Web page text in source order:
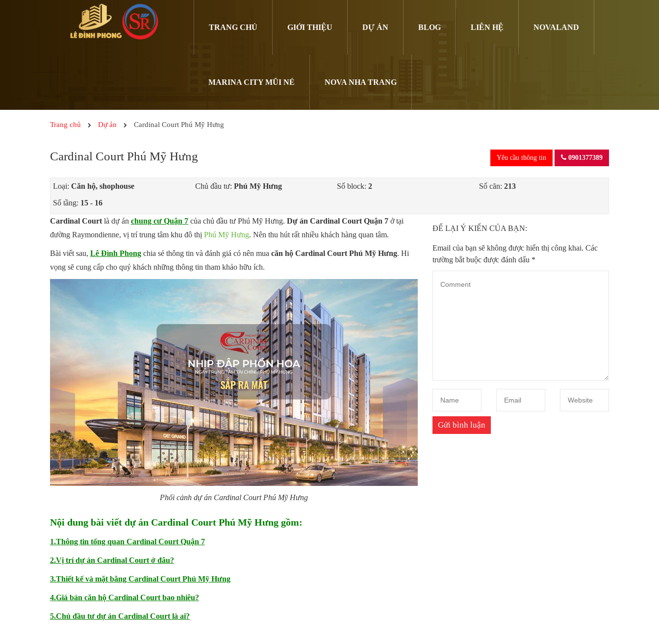
TRANG CHỦ GIỚI THIỆU DỰ ÁN BLOG LIÊN HỆ NOVALAND
MARINA CITY MŨI NÉ NOVA NHA TRANG
Trang chủ Dự án Cardinal Court Phú Mỹ Hưng
Cardinal Court Phú Mỹ Hưng Yêu cầu thông tin 0901377389
Loại: Căn hộ, shophouse Chủ đầu tư: Phú Mỹ Hưng Số block: 2 Số căn: 213
Số tầng: 15 - 16
Cardinal Court là dự án chung cư Quận 7 của chủ đầu tư Phú Mỹ Hưng. Dự án Cardinal Court Quận 7 ở tại
đường Raymondienne, vị trí trung tâm khu đô thị Phú Mỹ Hưng. Nên thu hút rất nhiều khách hàng quan tâm.
Bài viết sau, Lê Đình Phong chia sẻ thông tin và đánh giá có nên mua căn hộ Cardinal Court Phú Mỹ Hưng. Hi
vọng sẽ cung cấp cho quý khách những thông tin tham khảo hữu ích.
Phối cảnh dự án Cardinal Court Phú Mỹ Hưng
Nội dung bài viết dự án Cardinal Court Phú Mỹ Hưng gồm:
1.Thông tin tổng quan Cardinal Court Quận 7
2.Vị trí dự án Cardinal Court ở đâu?
3.Thiết kế và mặt bằng Cardinal Court Phú Mỹ Hưng
4.Giá bán căn hộ Cardinal Court bao nhiêu?
5.Chủ đầu tư dự án Cardinal Court là ai?
ĐỂ LẠI Ý KIẾN CỦA BẠN:
Email của bạn sẽ không được hiển thị công khai. Các
trường bắt buộc được đánh dấu *